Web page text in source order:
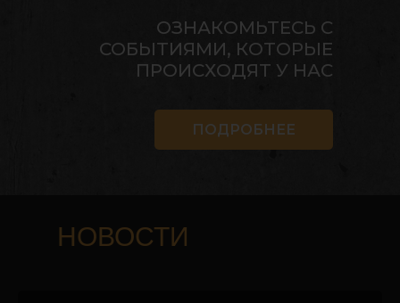
ОЗНАКОМЬТЕСЬ С
СОБЫТИЯМИ, КОТОРЫЕ
ПРОИСХОДЯТ У НАС
ПОДРОБНЕЕ
НОВОСТИ